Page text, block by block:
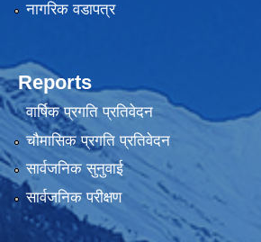
नागरिक वडापत्र
Reports
वार्षिक प्रगति प्रतिवेदन
चौमासिक प्रगति प्रतिवेदन
सार्वजनिक सुनुवाई
सार्वजनिक परीक्षण